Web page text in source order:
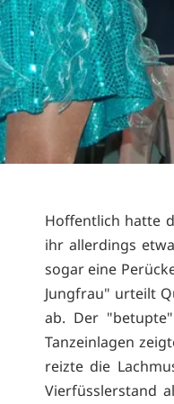
Hoffentlich hatte
ihr allerdings
sogar eine
Jungfrau" urteilt
ab. Der
Tanzeinlagen
reizte die
Vierfüsslerstand